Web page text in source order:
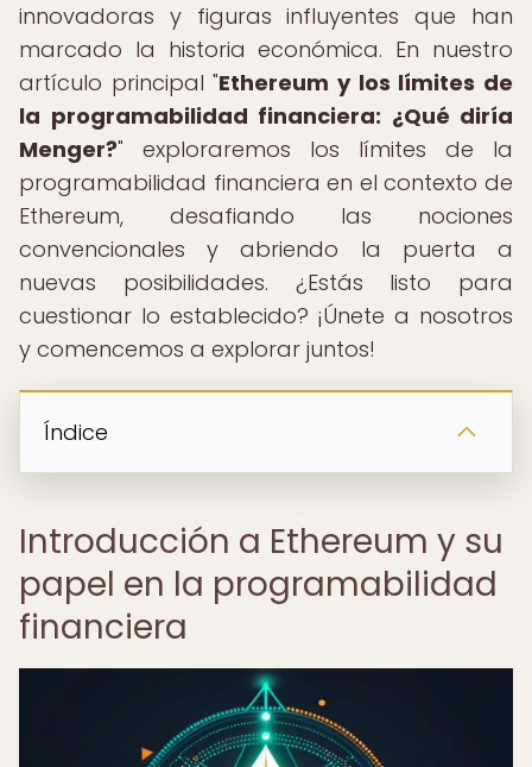
innovadoras y figuras influyentes que han
marcado la historia económica. En nuestro
artículo principal "Ethereum y los límites de
la programabilidad financiera: ¿Qué diría
Menger?" exploraremos los límites de la
programabilidad financiera en el contexto de
Ethereum, desafiando las nociones
convencionales y abriendo la puerta a
nuevas posibilidades. ¿Estás listo para
cuestionar lo establecido? ¡Únete a nosotros
y comencemos a explorar juntos!
Índice
Introducción a Ethereum y su
papel en la programabilidad
financiera